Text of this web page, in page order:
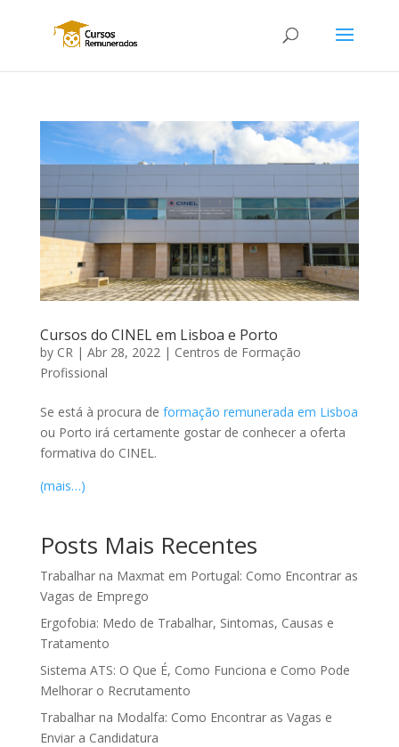
Cursos do CINEL em Lisboa e Porto
by CR | Abr 28, 2022 | Centros de Formação
Profissional
Se está à procura de formação remunerada em Lisboa
ou Porto irá certamente gostar de conhecer a oferta
formativa do CINEL.
(mais…)
Posts Mais Recentes
Trabalhar na Maxmat em Portugal: Como Encontrar as
Vagas de Emprego
Ergofobia: Medo de Trabalhar, Sintomas, Causas e
Tratamento
Sistema ATS: O Que É, Como Funciona e Como Pode
Melhorar o Recrutamento
Trabalhar na Modalfa: Como Encontrar as Vagas e
Enviar a Candidatura